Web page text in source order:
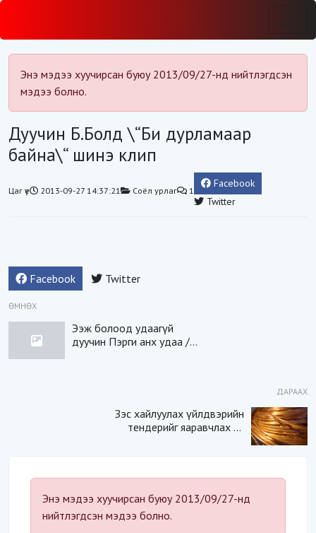
Энэ мэдээ хуучирсан буюу 2013/09/27-нд нийтлэгдсэн
мэдээ болно.
Дуучин Б.Болд \“Би дурламаар
байна\“ шинэ клип
Цаг үе 2013-09-27 14:37:21 Соёл урлаг 1
Facebook
Twitter
Facebook Twitter
ӨМНӨХ
Ээж болоод удаагүй
дуучин Пэрги анх удаа /
ДАРААХ
Зэс хайлуулах үйлдвэрийн
тендерийг яаравчлах нь
Энэ мэдээ хуучирсан буюу 2013/09/27-нд
нийтлэгдсэн мэдээ болно.